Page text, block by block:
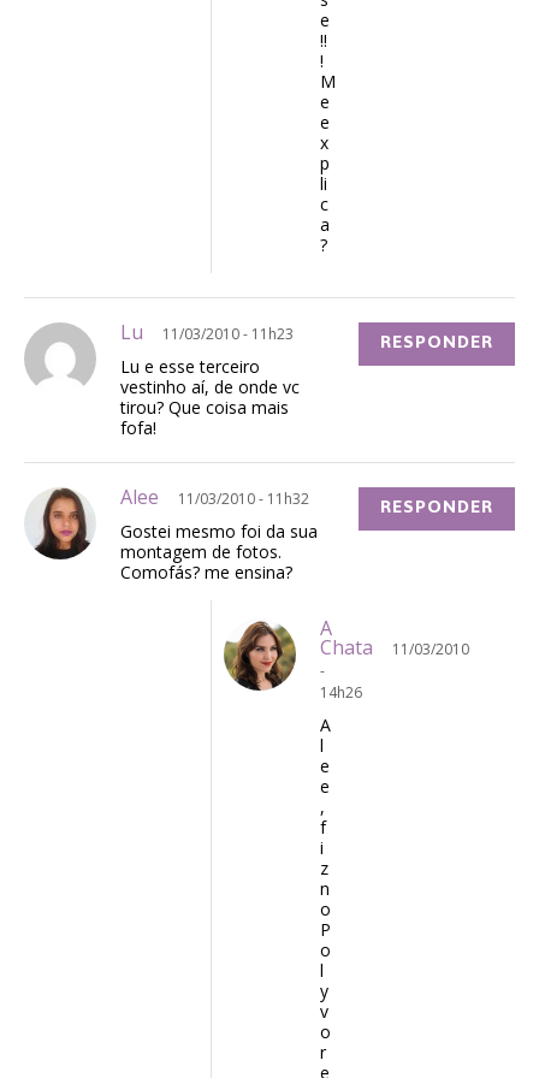
e
!!
!
M
e
e
x
p
li
c
a
?
Lu 11/03/2010 - 11h23
Lu e esse terceiro
vestinho aí, de onde vc
tirou? Que coisa mais
fofa!
RESPONDER
Alee 11/03/2010 - 11h32
Gostei mesmo foi da sua
montagem de fotos.
Comofás? me ensina?
RESPONDER
A
Chata
11/03/2010
-
14h26
A
l
e
e
,
f
i
z
n
o
P
o
l
y
v
o
r
e